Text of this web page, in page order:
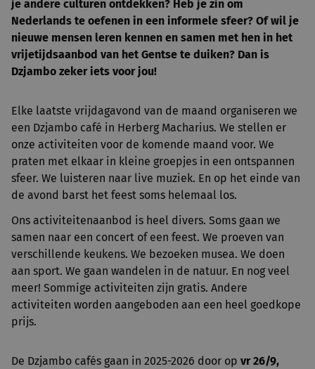
je andere culturen ontdekken? Heb je zin om
Nederlands te oefenen in een informele sfeer? Of wil je
nieuwe mensen leren kennen en samen met hen in het
vrijetijdsaanbod van het Gentse te duiken? Dan is
Dzjambo zeker iets voor jou!
Elke laatste vrijdagavond van de maand organiseren we
een Dzjambo café in Herberg Macharius. We stellen er
onze activiteiten voor de komende maand voor. We
praten met elkaar in kleine groepjes in een ontspannen
sfeer. We luisteren naar live muziek. En op het einde van
de avond barst het feest soms helemaal los.
Ons activiteitenaanbod is heel divers. Soms gaan we
samen naar een concert of een feest. We proeven van
verschillende keukens. We bezoeken musea. We doen
aan sport. We gaan wandelen in de natuur. En nog veel
meer! Sommige activiteiten zijn gratis. Andere
activiteiten worden aangeboden aan een heel goedkope
prijs.
De Dzjambo cafés gaan in 2025-2026 door op vr 26/9,